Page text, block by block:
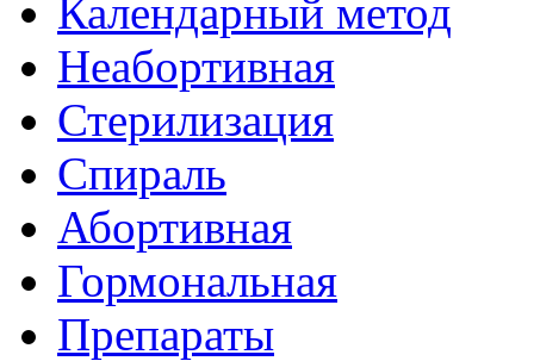
Календарный метод
Неабортивная
Стерилизация
Спираль
Абортивная
Гормональная
Препараты